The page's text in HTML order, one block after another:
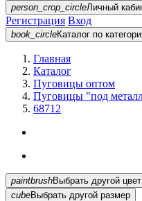
person_crop_circleЛичный
Регистрация Вход
book_circleКаталог по
Главная
Каталог
Пуговицы оптом
Пуговицы "под
68712
paintbrush
Выбрать другой цвет
cubeВыбрать другой размер